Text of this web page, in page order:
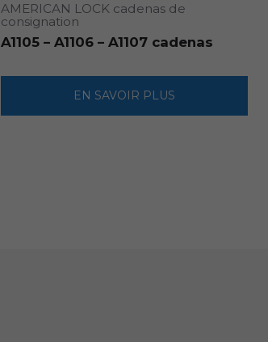
AMERICAN LOCK cadenas de
consignation
A1105 – A1106 – A1107 cadenas
EN SAVOIR PLUS